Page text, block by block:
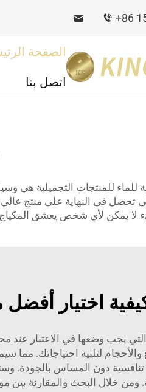
+86
الصفحة
اتصل بنا
للماء للمنتجات التجميلية
تحصل في النهاية على منتج عالي
يمكن لأي شخص يعشق المكياج
اختيار
يجب وضعها في الاعتبار عند
والأحجام لتلبية احتياجاتك.
تنافسية دون المساس بالجودة.
ومن خلال البحث والمقارنة بين